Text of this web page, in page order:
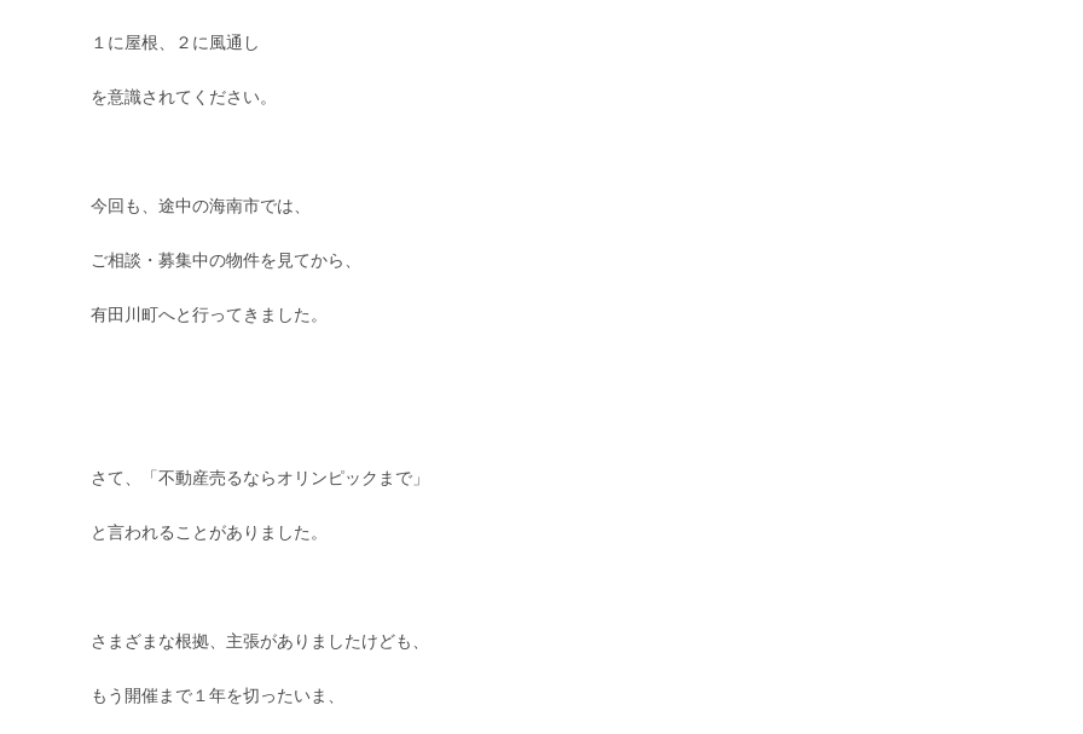
１に屋根、２に風通し
を意識されてください。
今回も、途中の海南市では、
ご相談・募集中の物件を見てから、
有田川町へと行ってきました。
さて、「不動産売るならオリンピックまで」
と言われることがありました。
さまざまな根拠、主張がありましたけども、
もう開催まで１年を切ったいま、